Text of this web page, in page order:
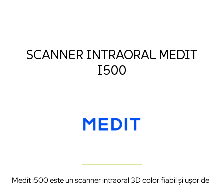
SCANNER INTRAORAL MEDIT
I500
Medit i500 este un scanner intraoral 3D color fiabil și ușor de